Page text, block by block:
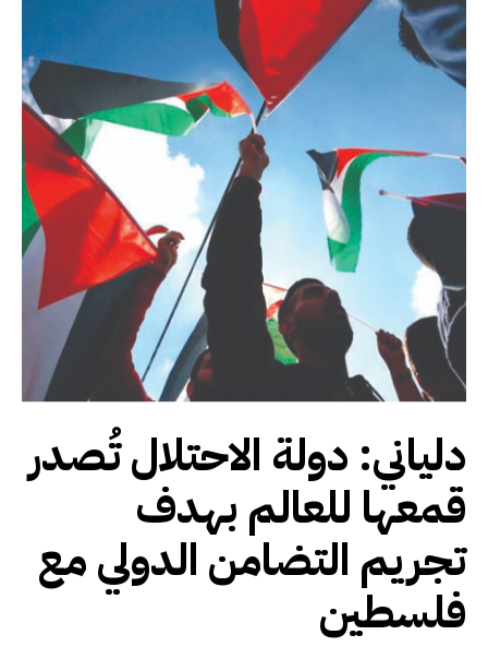
دلياني: دولة الاحتلال تُصدر
قمعها للعالم بهدف
تجريم التضامن الدولي مع
فلسطين